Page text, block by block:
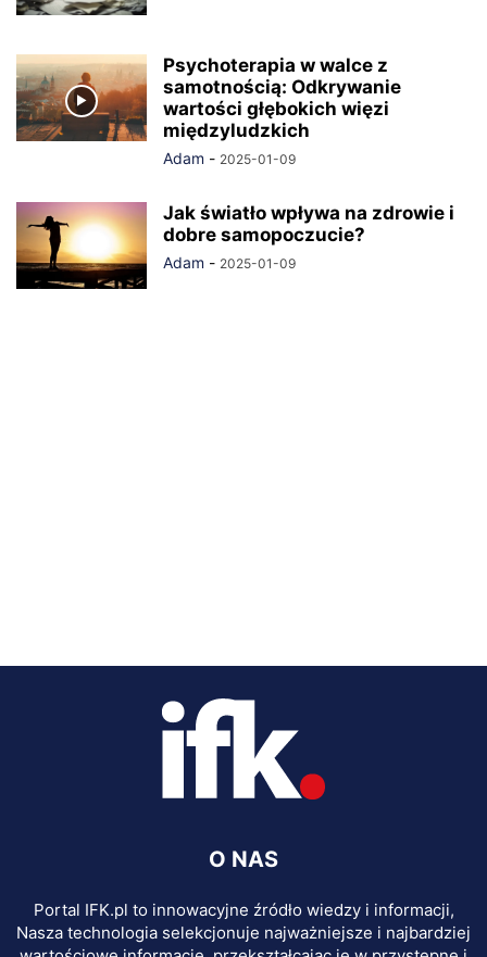
Psychoterapia w walce z
samotnością: Odkrywanie
wartości głębokich więzi
międzyludzkich
Adam - 2025-01-09
Jak światło wpływa na zdrowie i
dobre samopoczucie?
Adam - 2025-01-09
O NAS
Portal IFK.pl to innowacyjne źródło wiedzy i informacji,
Nasza technologia selekcjonuje najważniejsze i najbardziej